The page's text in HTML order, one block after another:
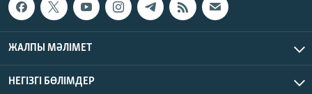
ЖАЛПЫ МӘЛІМЕТ
НЕГІЗГІ БӨЛІМДЕР